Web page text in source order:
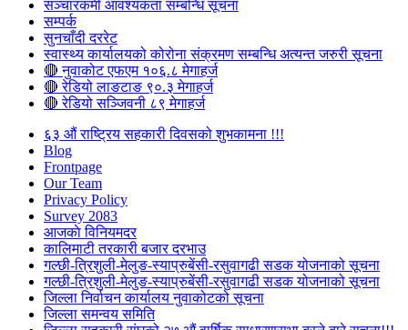
सञ्चारकर्मी आवश्यकता सम्बन्धि सूचना
सम्पर्क
सुनचाँदी दररेट
स्वास्थ्य कार्यालयको कोरोना संक्रमण सम्बन्धि अत्यन्त जरुरी सूचना
🔴 नुवाकोट एफएम १०६.८ मेगाहर्ज
🔴 रेडियो लाङटाङ ९०.३ मेगाहर्ज
🔴 रेडियो सञ्जिवनी ८९ मेगाहर्ज
६३ औं राष्ट्रिय सहकारी दिवसको शुभकामना !!!
Blog
Frontpage
Our Team
Privacy Policy
Survey 2083
आजकाे विनियमदर
कालिमाटी तरकारी बजार दरभाउ
गल्छी-त्रिशुली-मेलुङ-स्याप्रुबेंसी-रसुवागढी सडक योजनाको सूचना
गल्छी-त्रिशुली-मेलुङ-स्याप्रुबेंसी-रसुवागढी सडक योजनाको सूचना
जिल्ला निर्वाचन कार्यालय नुवाकोटको सूचना
जिल्ला समन्वय समिति